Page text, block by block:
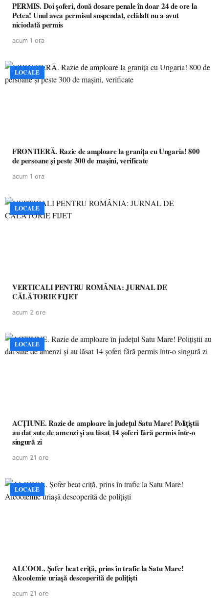
PERMIS. Doi șoferi, două dosare penale în doar 24 de ore la
Petea! Unul avea permisul suspendat, celălalt nu a avut
niciodată permis
acum 1 ora
LOCALE
FRONTIERĂ. Razie de amploare la granița cu Ungaria! 800
de persoane și peste 300 de mașini, verificate
acum 1 ora
LOCALE
VERTICALI PENTRU ROMÂNIA: JURNAL DE
CĂLĂTORIE FIJET
acum 2 ore
LOCALE
ACȚIUNE. Razie de amploare în județul Satu Mare! Polițiștii
au dat sute de amenzi și au lăsat 14 șoferi fără permis într-o
singură zi
acum 21 ore
LOCALE
ALCOOL. Șofer beat criță, prins în trafic la Satu Mare!
Alcoolemie uriașă descoperită de polițiști
acum 21 ore